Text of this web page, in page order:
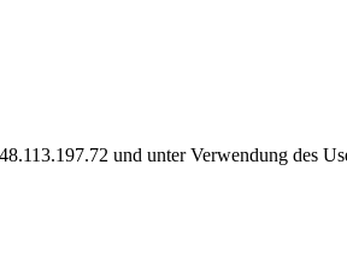
und unter Verwendung des